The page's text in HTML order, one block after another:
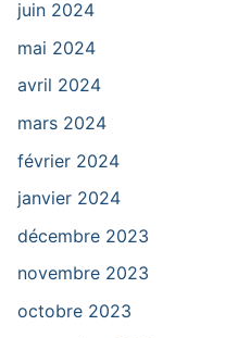
juin 2024
mai 2024
avril 2024
mars 2024
février 2024
janvier 2024
décembre 2023
novembre 2023
octobre 2023